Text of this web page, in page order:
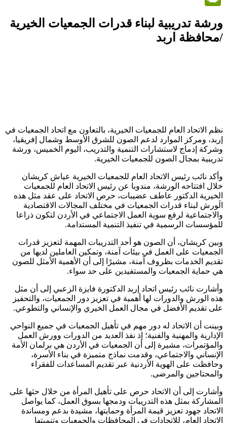
ورشة تدريبية لبناء قدرات الجمعيات الخيرية
/محافظة اربد
نظم الاتحاد العام للجمعيات الخيرية، بالتعاون مع اتحاد الجمعيات في
إربد، ومركز الموارد لدعم الصون للشرق الأوسط وشمال إفريقيا،
وشركة إدماج لاستشارات التنمية والتدريب، اليوم الخميس، ورشة
تدريبية بمجال الصون للجمعيات الخيرية.
وأكد نائب رئيس الاتحاد العام للجمعيات الخيرية عياش كريشان
خلال افتتاحه الورشة، مندوبا عن رئيس الاتحاد العام للجمعيات
الخيرية الدكتور عاطف عضيبات، حرص الاتحاد على عقد مثل هذه
الَورش لبناء قدرات الجمعيات في مختلف المجالات الاقتصادية
والاجتماعية لرفع سوية العمل الاجتماعي في الأردن لتكون ذراعا
للمؤسسات الرسمية في تنفيذ التنمية المستدامة.
وبين كريشان، أن الصون هو أحد التدريبات المهمة لتعزيز قدرات
الجمعيات على العمل في بيئات آمنة، وتمكين العاملين لديها من
تقديم الخدمات بظروف آمنة، مشيرًا إلى أن الأهمية الأمثل للصون
هي حماية الجمعيات والمستفيدين على حد سواء.
وأشارت نائب رئيس اتحاد إربد الدكتورة فايزة الزعبي إلى أن مثل
هذه الورش والدورات لها أهمية في تعزيز دور الجمعيات، والتحفيز
على تقديم الأفضل في مجال العمل الخيري والإنساني والتطوعي.
وبينت أن الاتحاد له دور مهم في تأهيل الجمعيات في جميع النواحي
الإدارية والمهنية والفنية؛ إذ نفذ العديد من الدورات وورش العمل
والمؤتمرات، مشيرة إلى أن الجمعيات في الأردن هي برلمان الأمة
الإنساني والاجتماعي، وقدمت نماذج متميزة في بناء الأسرة،
وحافظت على الهوية الأردنية عبر تقديم المساعدات للفقراء
والمحتاجين والمرضى.
وأشارت إلى أن الاتحاد حرص على تأهيل المرأة من خلال حثها على
المشاركة بمثل هذه التدريبات ودمجها بسوق العمل، كما يواصل
الاتحاد جهود تعزيز قيمة المرأة وحمايتها، مشيدة بدعم ومساندة
الاتحاد العام، للاتحادات في المحافظات والجمعيات وتنميتها